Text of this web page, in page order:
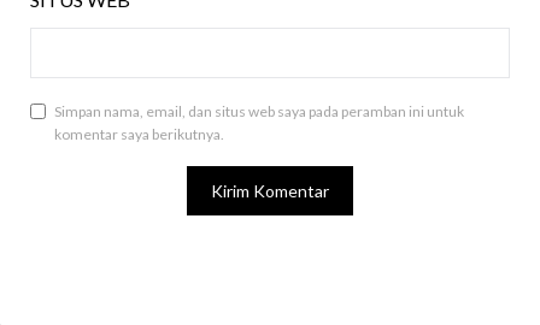
Simpan nama, email, dan situs web saya pada peramban ini untuk
komentar saya berikutnya.